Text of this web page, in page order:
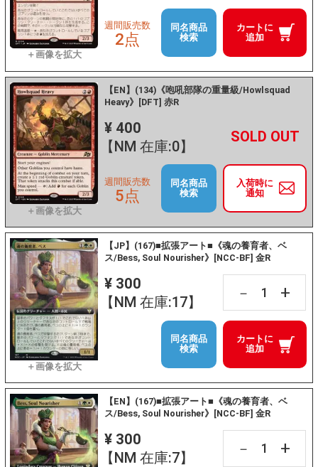
カートに
追加
週間販売数
2点
同名商品
検索
【EN】(134)《咆吼部隊の重量級/Howlsquad
Heavy》[DFT] 赤R
¥ 400
【NM 在庫:0】
－ +
入荷時に
通知
週間販売数
5点
同名商品
検索
【JP】(167)■拡張アート■《魂の養育者、ベ
ス/Bess, Soul Nourisher》[NCC-BF] 金R
¥ 300
【NM 在庫:17】
－ +
カートに
追加
同名商品
検索
【EN】(167)■拡張アート■《魂の養育者、ベ
ス/Bess, Soul Nourisher》[NCC-BF] 金R
¥ 300
【NM 在庫:7】
－ +